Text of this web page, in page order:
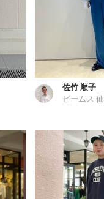
佐竹 順子
ビームス